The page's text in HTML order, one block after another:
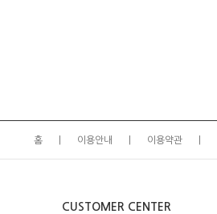
홈 이용안내 이용약관
CUSTOMER CENTER